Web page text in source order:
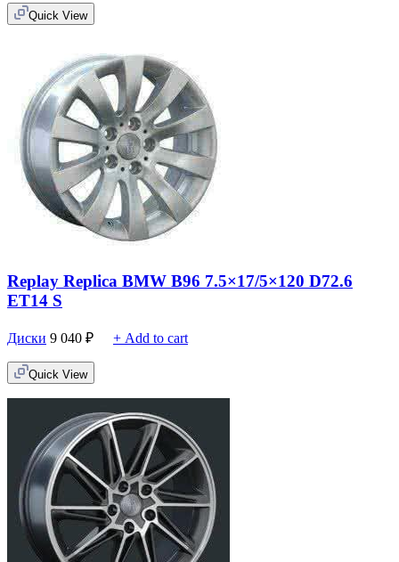
Quick View
Replay Replica BMW B96 7.5×17/5×120 D72.6
ET14 S
Диски 9 040 ₽ + Add to cart
Quick View